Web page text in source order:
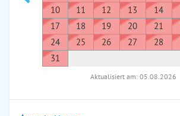
10
11 12 13 14
17
18 19 20 21
24
25 26 27 28
31
Aktualisiert am: 05.08.2026